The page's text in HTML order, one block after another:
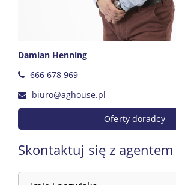
Damian Henning
666 678 969
biuro@aghouse.pl
Oferty doradcy
Skontaktuj się z agentem